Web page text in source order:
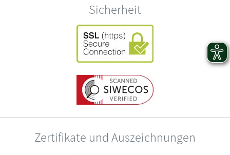
Sicherheit
Zertifikate und Auszeichnungen